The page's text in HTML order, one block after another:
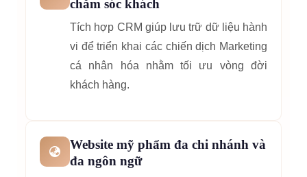
chăm sóc khách
Tích hợp CRM giúp lưu trữ dữ liệu hành
vi để triển khai các chiến dịch Marketing
cá nhân hóa nhằm tối ưu vòng đời
khách hàng.
Website mỹ phẩm đa chi nhánh và
đa ngôn ngữ